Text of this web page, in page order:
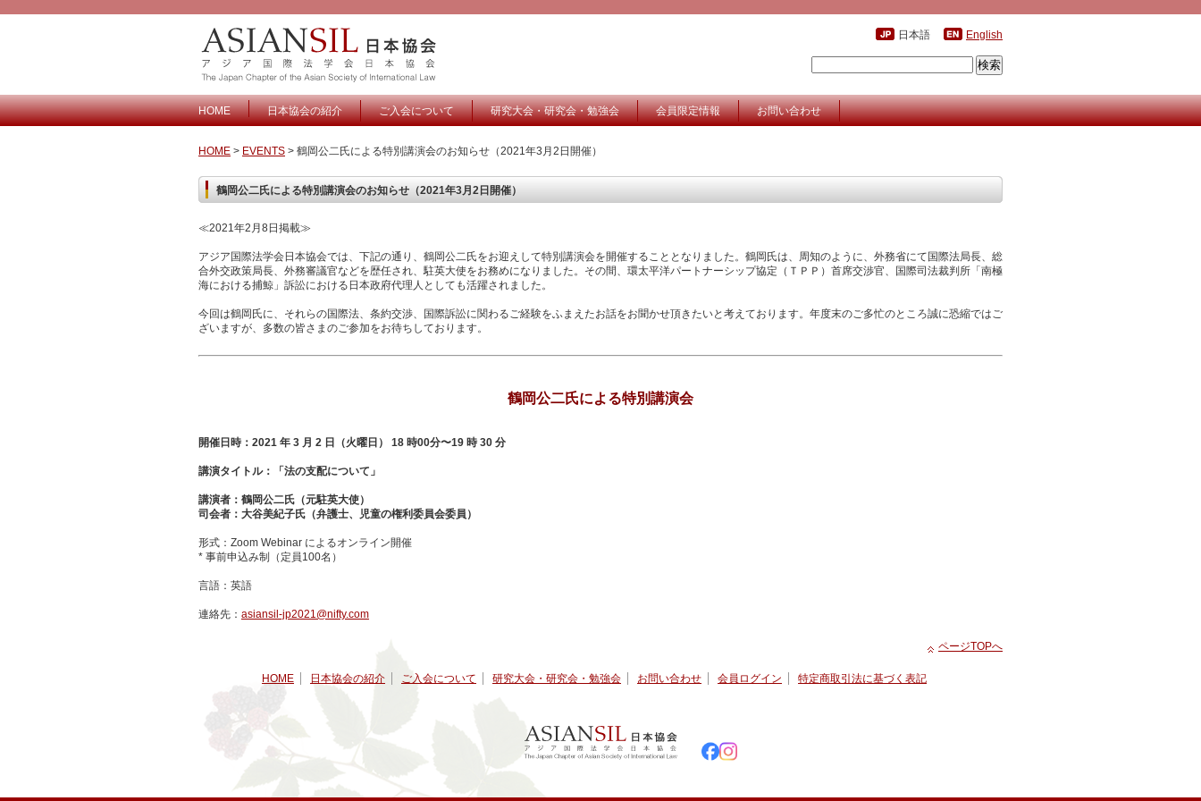
日本語 English
HOME 日本協会の紹介 ご入会について 研究大会・研究会・勉強会 会員限定情報 お問い合わせ
HOME > EVENTS > 鶴岡公二氏による特別講演会のお知らせ（2021年3月2日開催）
鶴岡公二氏による特別講演会のお知らせ（2021年3月2日開催）
≪2021年2月8日掲載≫
アジア国際法学会日本協会では、下記の通り、鶴岡公二氏をお迎えして特別講演会を開催することとなりました。鶴岡氏は、周知のように、外務省にて国際法局長、総
合外交政策局長、外務審議官などを歴任され、駐英大使をお務めになりました。その間、環太平洋パートナーシップ協定（ＴＰＰ）首席交渉官、国際司法裁判所「南極
海における捕鯨」訴訟における日本政府代理人としても活躍されました。
今回は鶴岡氏に、それらの国際法、条約交渉、国際訴訟に関わるご経験をふまえたお話をお聞かせ頂きたいと考えております。年度末のご多忙のところ誠に恐縮ではご
ざいますが、多数の皆さまのご参加をお待ちしております。
鶴岡公二氏による特別講演会
開催日時：2021 年 3 月 2 日（火曜日） 18 時00分〜19 時 30 分
講演タイトル：「法の支配について」
講演者：鶴岡公二氏（元駐英大使）
司会者：大谷美紀子氏（弁護士、児童の権利委員会委員）
形式：Zoom Webinar によるオンライン開催
* 事前申込み制（定員100名）
言語：英語
連絡先： asiansil-jp2021@nifty.com
ページTOPへ
HOME 日本協会の紹介 ご入会について 研究大会・研究会・勉強会 お問い合わせ 会員ログイン 特定商取引法に基づく表記